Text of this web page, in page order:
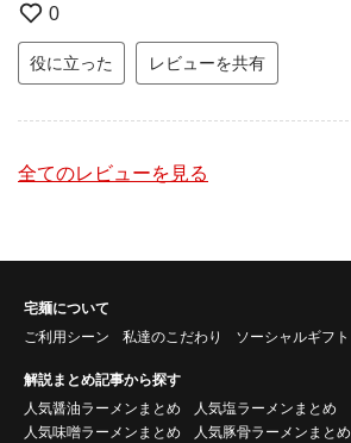
0
役に立った レビューを共有
全てのレビューを見る
宅麺について
ご利用シーン
私達のこだわり ソーシャルギフト
解説まとめ記事から探す
人気醤油ラーメンまとめ
人気塩ラーメンまとめ
人気味噌ラーメンまとめ
人気豚骨ラーメンまとめ